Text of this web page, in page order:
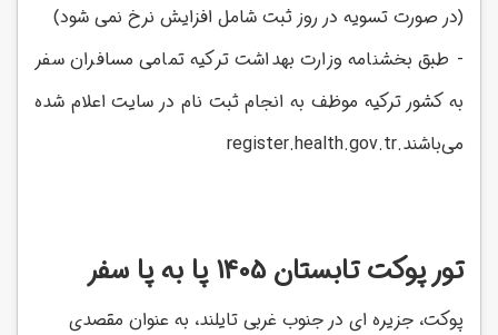
(در صورت تسویه در روز ثبت شامل افزایش نرخ نمی شود)
- طبق بخشنامه وزارت بهداشت ترکیه تمامی مسافران سفر
به کشور ترکیه موظف به انجام ثبت نام در سایت اعلام شده
می‌باشند.register.health.gov.tr
تور پوکت تابستان 1405 پا به پا سفر
پوکت، جزیره ای در جنوب غربی تایلند، به عنوان مقصدی